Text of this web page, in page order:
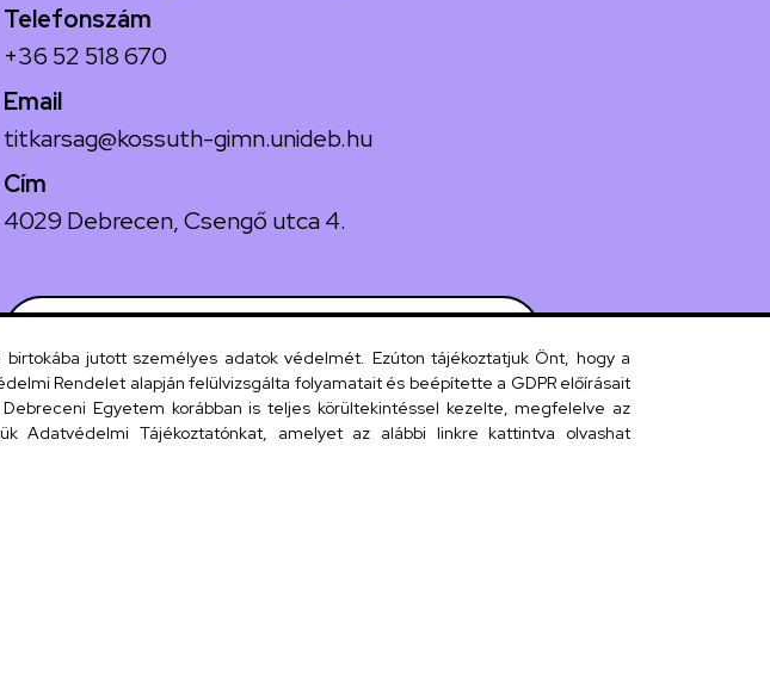
Telefonszám
+36 52 518 670
Email
titkarsag@kossuth-gimn.unideb.hu
Cím
4029 Debrecen, Csengő utca 4.
UD telefonkönyv
jutott személyes adatok védelmét. Ezúton tájékoztatjuk Önt, hogy a
Rendelet alapján felülvizsgálta folyamatait és beépítette a GDPR előírásait
Egyetem korábban is teljes körültekintéssel kezelte, megfelelve az
Adatvédelmi Tájékoztatónkat, amelyet az alábbi linkre kattintva olvashat